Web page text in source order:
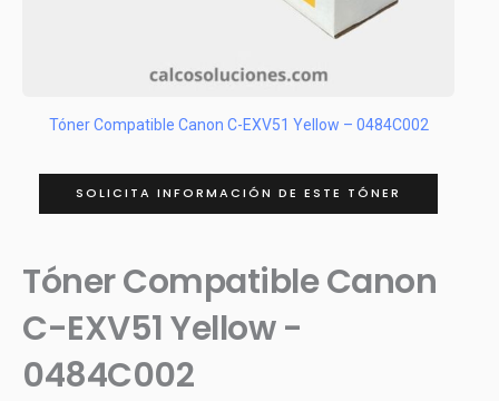
Tóner Compatible Canon C-EXV51 Yellow – 0484C002
SOLICITA INFORMACIÓN DE ESTE TÓNER
Tóner Compatible Canon
C-EXV51 Yellow -
0484C002